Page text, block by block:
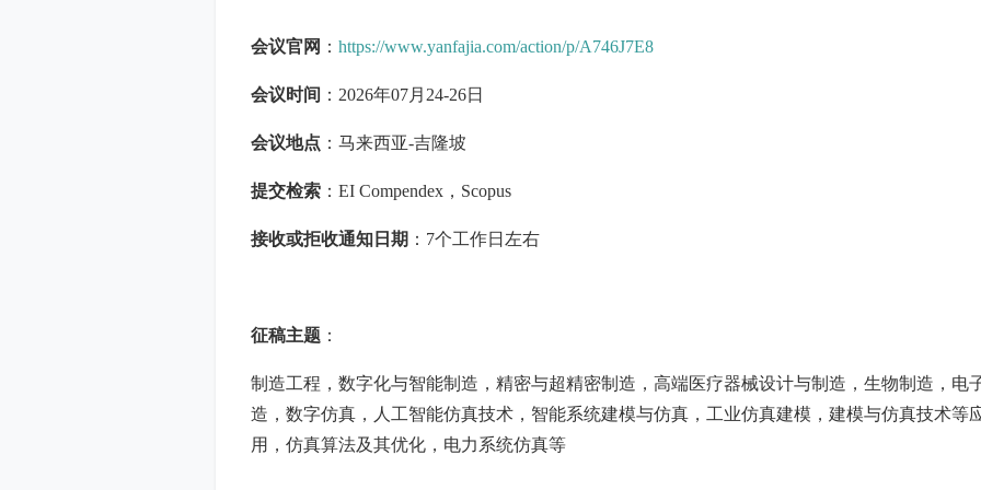
会议官网 ： https://www.yanfajia.com/action/p/A746J7E8
会议时间 ：2026年07月24-26日
会议地点 ：马来西亚-吉隆坡
提交检索 ：EI Compendex，Scopus
接收或拒收通知日期 ：7个工作日左右
征稿主题 ：
制造工程，数字化与智能制造，精密与超精密制造，高端医疗器械设计与制造，生物制造，电
造，数字仿真，人工智能仿真技术，智能系统建模与仿真，工业仿真建模，建模与仿真技术等
用，仿真算法及其优化，电力系统仿真等